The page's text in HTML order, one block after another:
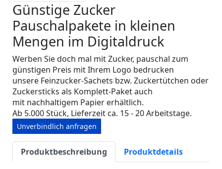
Günstige Zucker
Pauschalpakete in kleinen
Mengen im Digitaldruck
Werben Sie doch mal mit Zucker, pauschal zum
günstigen Preis mit Ihrem Logo bedrucken
unsere Feinzucker-Sachets bzw. Zuckertütchen oder
Zuckersticks als Komplett-Paket auch
mit nachhaltigem Papier erhältlich.
Ab 5.000 Stück, Lieferzeit ca. 15 - 20 Arbeitstage.
Unverbindlich anfragen
Produktbeschreibung Produktdetails